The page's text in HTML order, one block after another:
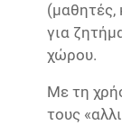
(μαθητές,
για
χώρου.
Με τη
τους